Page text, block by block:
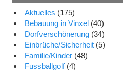
Aktuelles (175)
Bebauung in Vinxel (40)
Dorfverschönerung (34)
Einbrüche/Sicherheit (5)
Familie/Kinder (48)
Fussballgolf(4)